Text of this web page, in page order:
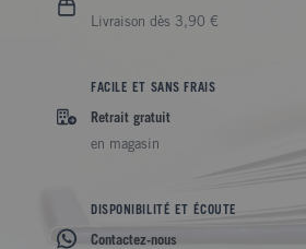
Livraison dès 3,90 €
FACILE ET SANS FRAIS
Retrait gratuit
en magasin
DISPONIBILITÉ ET ÉCOUTE
Contactez-nous